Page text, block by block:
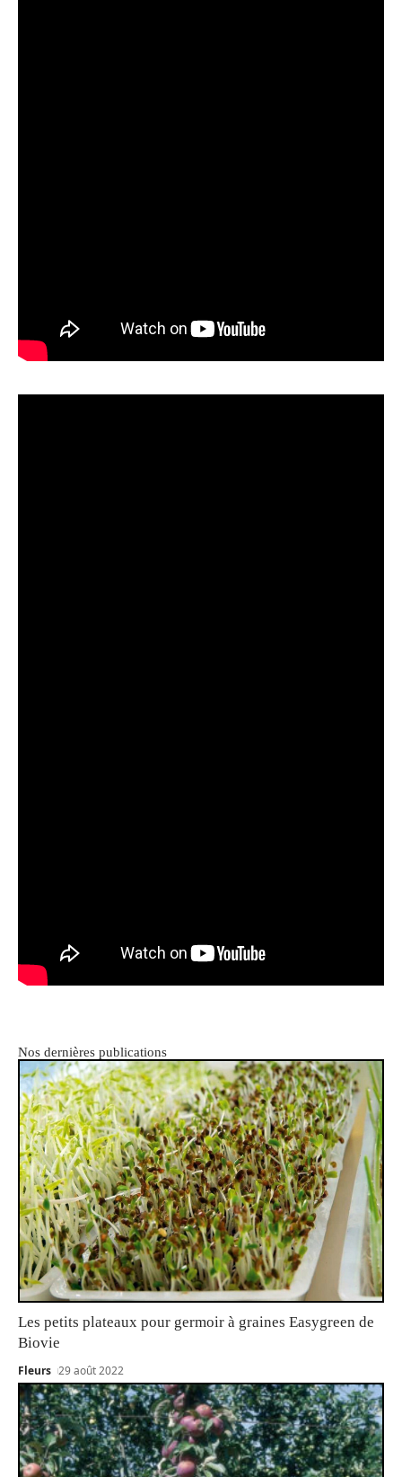
Nos dernières publications
Les petits plateaux pour germoir à graines Easygreen de
Biovie
Fleurs 29 août 2022